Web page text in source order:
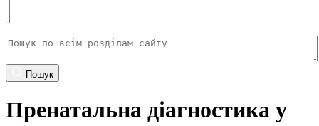
Пошук
Пренатальна діагностика у